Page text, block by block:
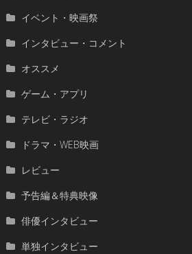
イベント・映画祭
インタビュー・コメント
オススメ
ゲーム・アプリ
テレビ・ラジオ
ドラマ・WEB映画
レビュー
予告編＆特典映像
俳優インタビュー
単独インタビュー